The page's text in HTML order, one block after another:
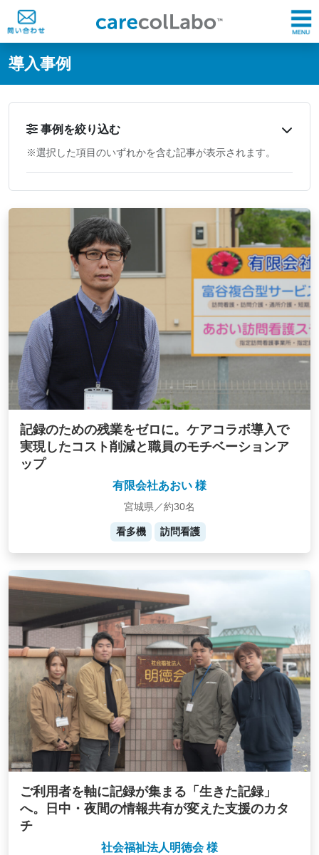
@ -0,0 +1,60 @@
導入事例
事例を絞り込む
※選択した項目のいずれかを含む記事が表示されます。
記録のための残業をゼロに。ケアコラボ導入で
実現したコスト削減と職員のモチベーションア
ップ
有限会社あおい 様
宮城県／約30名
看多機 訪問看護
ご利用者を軸に記録が集まる「生きた記録」
へ。日中・夜間の情報共有が変えた支援のカタ
チ
社会福祉法人明徳会 様